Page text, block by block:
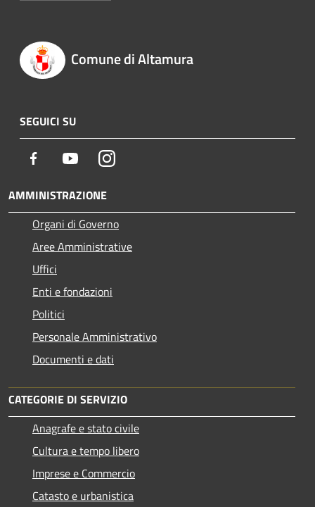
Comune di Altamura
SEGUICI SU
Facebook YoutubeInstagram
AMMINISTRAZIONE
Organi di Governo
Aree Amministrative
Uffici
Enti e fondazioni
Politici
Personale Amministrativo
Documenti e dati
CATEGORIE DI SERVIZIO
Anagrafe e stato civile
Cultura e tempo libero
Imprese e Commercio
Catasto e urbanistica